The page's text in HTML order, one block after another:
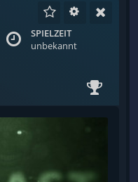
SPIELZEIT
unbekannt